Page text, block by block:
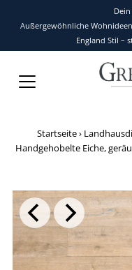
Außergewöhnliche
England Stil –
Startseite›
Handgehobelte Eiche,